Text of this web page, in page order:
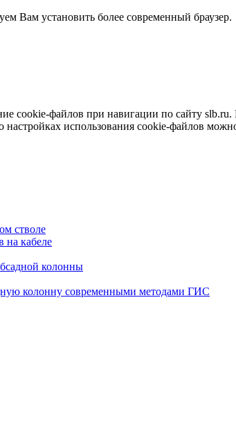
Вам установить более современный браузер.
cookie-файлов при навигации по сайту slb.ru.
использования cookie-файлов
стволе
на кабеле
колонны
колонну современными методами ГИС